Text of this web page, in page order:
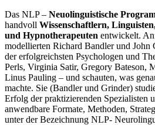
Das NLP – Neuolinguistische
handvoll Wissenschaftlern,
und Hypnotherapeuten entwickelt.
modellierten Richard Bandler und John
der erfolgreichsten Psychologen und
Perls, Virginia Satir, Gregory Bateson,
Linus Pauling – und schauten, was
machte. Sie (Bandler und Grinder)
Erfolg der praktizierenden Spezialisten
anwendbare Formate, Methoden,
unter der Bezeichnung NLP-